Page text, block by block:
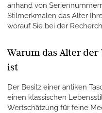
anhand von
Stilmerkmalen das Alter
worauf Sie bei der
Warum das Alter
ist
Der Besitz einer antiken
einen klassischen
Wertschätzung für feine